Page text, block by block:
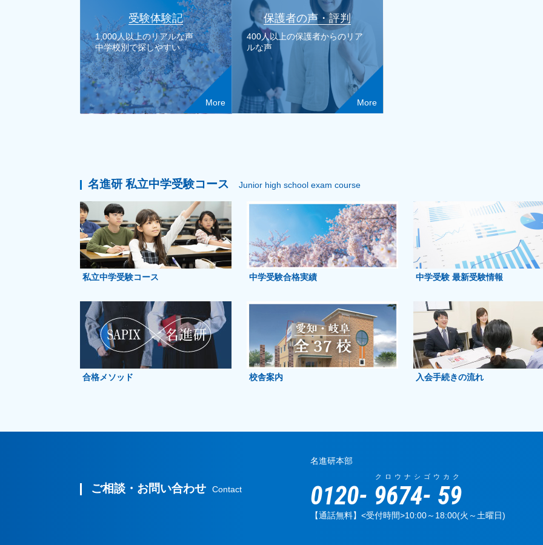
受験体験記
1,000人以上のリアルな声
中学校別で探しやすい
More
保護者の声・評判
400人以上の保護者からのリア
ルな声
More
名進研 私立中学受験コース Junior high school exam course
私立中学受験コース 中学受験合格実績 中学受験 最新受験情報
合格メソッド 校舎案内 入会手続きの流れ
ご相談・お問い合わせ Contact
名進研本部
0120- 9674
クロウナシ
- 59
ゴウカク
【通話無料】<受付時間>10:00～18:00(火～土曜日)